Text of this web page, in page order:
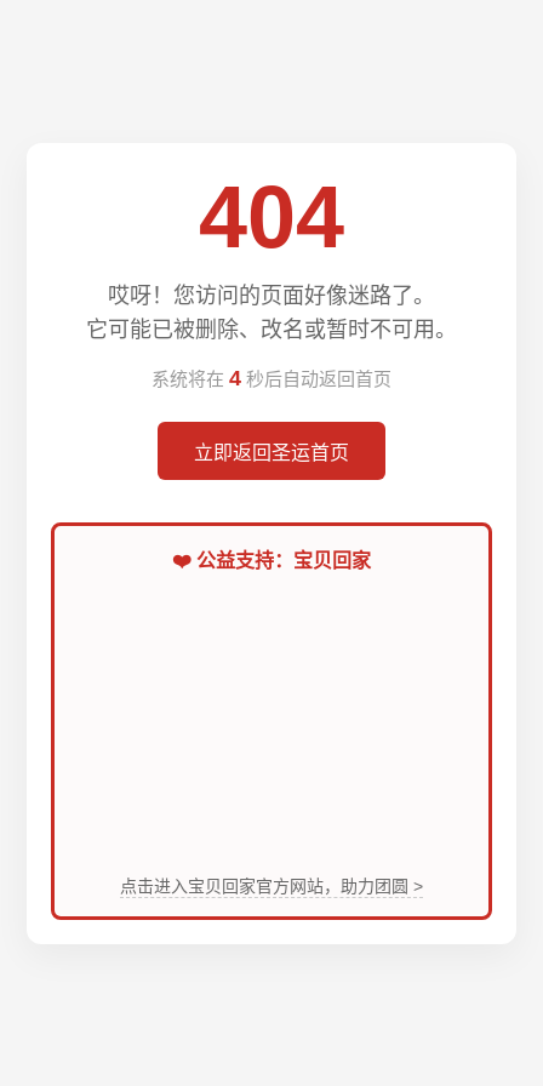
404
哎呀！您访问的页面好像迷路了。
它可能已被删除、改名或暂时不可用。
系统将在 4 秒后自动返回首页
立即返回圣运首页
❤️ 公益支持：宝贝回家
点击进入宝贝回家官方网站，助力团圆 >